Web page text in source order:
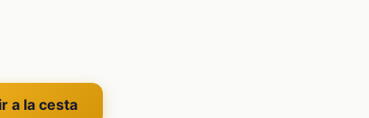
a la cesta